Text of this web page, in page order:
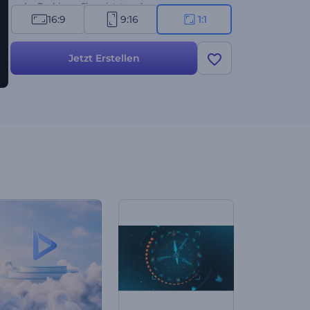
mehr. Probieren Sie es jetzt aus!
16:9 9:16 1:1
Jetzt Erstellen